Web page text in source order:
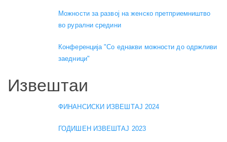
Можности за развој на женско претприемништво
во рурални средини
Конференција "Со еднакви можности до одржливи
заедници"
Извештаи
ФИНАНСИСКИ ИЗВЕШТАЈ 2024
ГОДИШЕН ИЗВЕШТАЈ 2023